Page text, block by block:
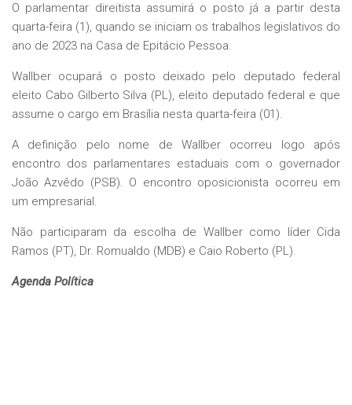
O parlamentar direitista assumirá o posto já a partir desta
quarta-feira (1), quando se iniciam os trabalhos legislativos do
ano de 2023 na Casa de Epitácio Pessoa.
Wallber ocupará o posto deixado pelo deputado federal
eleito Cabo Gilberto Silva (PL), eleito deputado federal e que
assume o cargo em Brasília nesta quarta-feira (01).
A definição pelo nome de Wallber ocorreu logo após
encontro dos parlamentares estaduais com o governador
João Azvêdo (PSB). O encontro oposicionista ocorreu em
um empresarial.
Não participaram da escolha de Wallber como líder Cida
Ramos (PT), Dr. Romualdo (MDB) e Caio Roberto (PL).
Agenda Política